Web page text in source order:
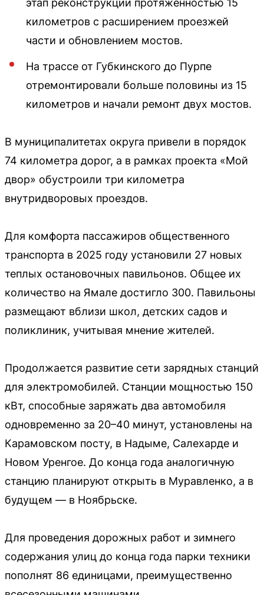
этап реконструкции протяженностью 15
километров с расширением проезжей
части и обновлением мостов.
На трассе от Губкинского до Пурпе
отремонтировали больше половины из 15
километров и начали ремонт двух мостов.
В муниципалитетах округа привели в порядок
74 километра дорог, а в рамках проекта «Мой
двор» обустроили три километра
внутридворовых проездов.
Для комфорта пассажиров общественного
транспорта в 2025 году установили 27 новых
теплых остановочных павильонов. Общее их
количество на Ямале достигло 300. Павильоны
размещают вблизи школ, детских садов и
поликлиник, учитывая мнение жителей.
Продолжается развитие сети зарядных станций
для электромобилей. Станции мощностью 150
кВт, способные заряжать два автомобиля
одновременно за 20–40 минут, установлены на
Карамовском посту, в Надыме, Салехарде и
Новом Уренгое. До конца года аналогичную
станцию планируют открыть в Муравленко, а в
будущем — в Ноябрьске.
Для проведения дорожных работ и зимнего
содержания улиц до конца года парки техники
пополнят 86 единицами, преимущественно